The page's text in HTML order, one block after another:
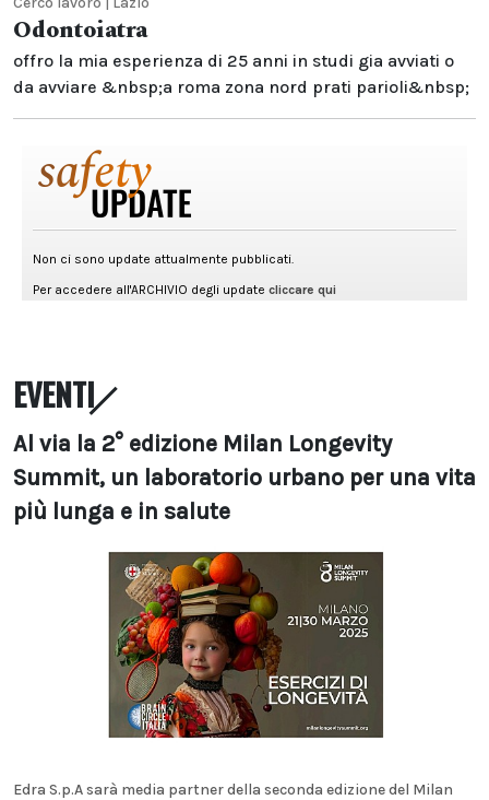
Odontoiatra
offro la mia esperienza di 25 anni in studi gia avviati o
da avviare &nbsp;a roma zona nord prati parioli&nbsp;
EVENTI
Al via la 2° edizione Milan Longevity
Summit, un laboratorio urbano per una vita
più lunga e in salute
Edra S.p.A sarà media partner della seconda edizione del Milan